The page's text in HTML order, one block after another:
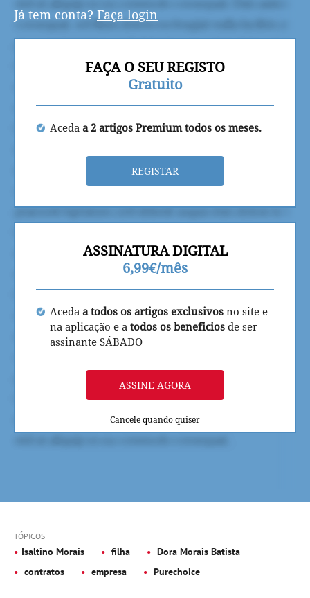
Já tem conta? Faça login
FAÇA O SEU REGISTO
Gratuito
Aceda a 2 artigos Premium todos os meses.
REGISTAR
ASSINATURA DIGITAL
6,99€/mês
Aceda a todos os artigos exclusivos no site e
na aplicação e a todos os beneficios de ser
assinante SÁBADO
ASSINE AGORA
Cancele quando quiser
TÓPICOS
Isaltino Morais filha
Dora Morais Batista
contratos
empresa Purechoice